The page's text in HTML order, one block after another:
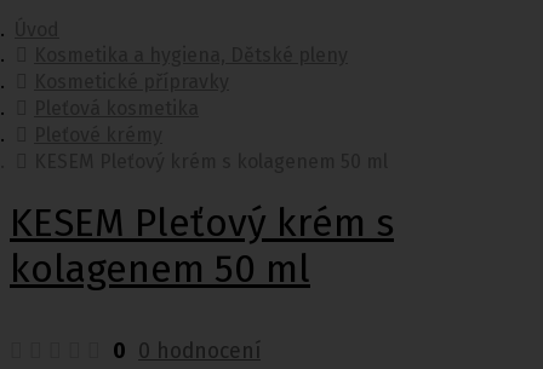
KESEM Pleťový krém s
kolagenem 50 ml
0 0 hodnocení